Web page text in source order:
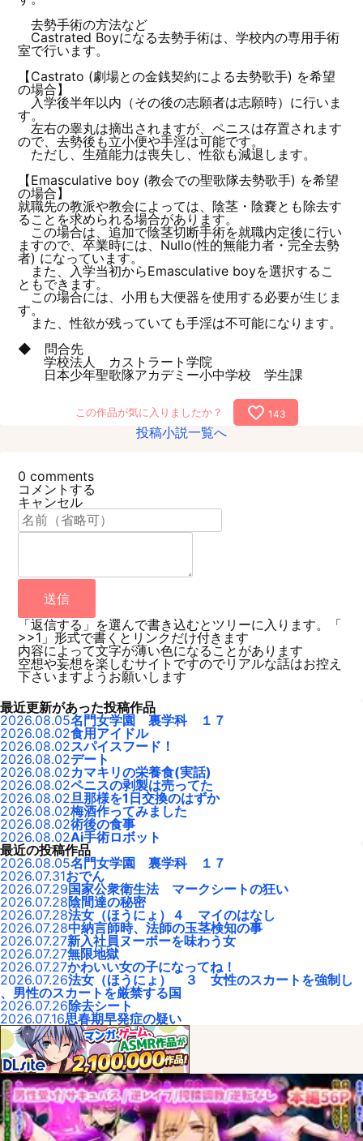
去勢手術の方法など
Castrated Boyになる去勢手術は、学校内の専用手術
室で行います。
【Castrato (劇場との金銭契約による去勢歌手) を希望
の場合】
入学後半年以内（その後の志願者は志願時）に行いま
す。
左右の睾丸は摘出されますが、ペニスは存置されます
ので、去勢後も立小便や手淫は可能です。
ただし、生殖能力は喪失し、性欲も減退します。
【Emasculative boy (教会での聖歌隊去勢歌手) を希望
の場合】
就職先の教派や教会によっては、陰茎・陰嚢とも除去す
ることを求められる場合があります。
この場合は、追加で陰茎切断手術を就職内定後に行い
ますので、卒業時には、Nullo(性的無能力者・完全去勢
者) になっています。
また、入学当初からEmasculative boyを選択するこ
ともできます。
この場合には、小用も大便器を使用する必要が生じま
す。
また、性欲が残っていても手淫は不可能になります。
◆ 問合先
学校法人 カストラート学院
日本少年聖歌隊アカデミー小中学校 学生課
この作品が気に入りましたか？ favorite_border 143
投稿小説一覧へ
0 comments
コメントする
キャンセル
送信
「返信する」を選んで書き込むとツリーに入ります。「
>>1」形式で書くとリンクだけ付きます
内容によって文字が薄い色になることがあります
空想や妄想を楽しむサイトですのでリアルな話はお控え
下さいますようお願いします
最近更新があった投稿作品
2026.08.05名門女学園 裏学科 １７
2026.08.02食用アイドル
2026.08.02スパイスフード！
2026.08.02デート
2026.08.02カマキリの栄養食(実話)
2026.08.02ペニスの剥製は売ってた
2026.08.02旦那様を1日交換のはずか
2026.08.02梅酒作ってみました
2026.08.02術後の食事
2026.08.02Ai手術ロボット
最近の投稿作品
2026.08.05名門女学園 裏学科 １７
2026.07.31おでん
2026.07.29 国家公衆衛生法 マークシートの狂い
2026.07.28陰間達の秘密
2026.07.28法女（ほうにょ）４ マイのはなし
2026.07.28中納言師時、法師の玉茎検知の事
2026.07.27新入社員ヌーボーを味わう女
2026.07.27無限地獄
2026.07.27かわいい女の子になってね！
2026.07.26法女（ほうにょ） ３ 女性のスカートを強制し
、男性のスカートを厳禁する国
2026.07.26除去シート
2026.07.16思春期早発症の疑い